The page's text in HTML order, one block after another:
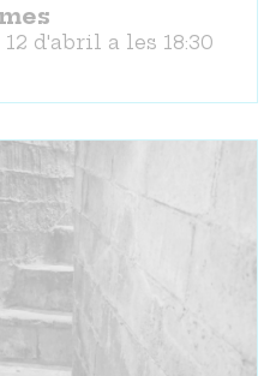
d'abril a les 18:30